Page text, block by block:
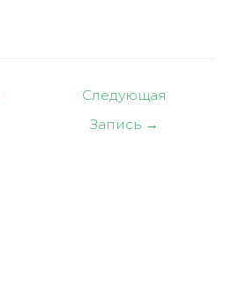
Следующая
Запись →